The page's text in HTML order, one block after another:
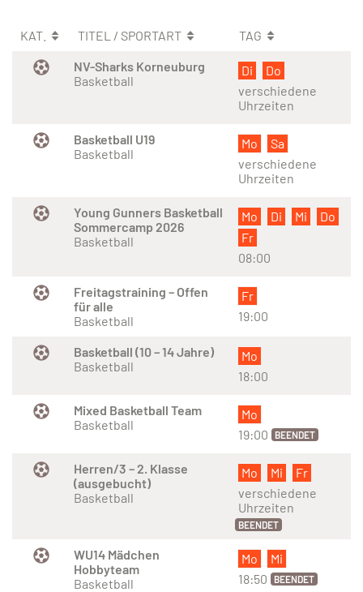
KAT. TITEL / SPORTART
TAG
NV-Sharks Korneuburg
Basketball
Di
Do
verschiedene
Uhrzeiten
Basketball U19
Basketball
Mo
Sa
verschiedene
Uhrzeiten
Young Gunners Basketball
Sommercamp 2026
Basketball
Mo Di Mi
Do
Fr
08:00
Freitagstraining – Offen
für alle
Basketball
Fr
19:00
Basketball (10 – 14 Jahre)
Basketball
Mo
18:00
Mixed Basketball Team
Basketball
Mo
19:00
BEENDET
Herren/3 – 2. Klasse
(ausgebucht)
Basketball
Mo Mi
Fr
verschiedene
Uhrzeiten
BEENDET
WU14 Mädchen
Hobbyteam
Basketball
Mo
Mi
18:50
BEENDET